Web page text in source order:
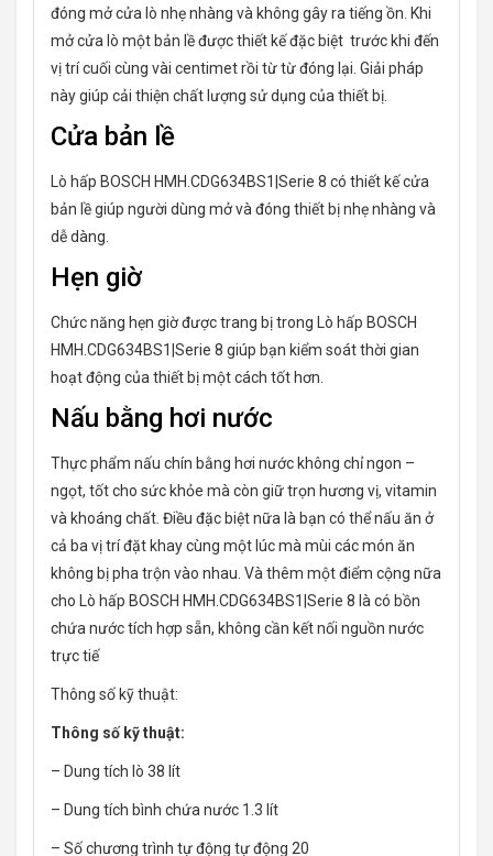
đóng mở cửa lò nhẹ nhàng và không gây ra tiếng ồn. Khi
mở cửa lò một bản lề được thiết kế đặc biệt trước khi đến
vị trí cuối cùng vài centimet rồi từ từ đóng lại. Giải pháp
này giúp cải thiện chất lượng sử dụng của thiết bị.
Cửa bản lề
Lò hấp BOSCH HMH.CDG634BS1|Serie 8 có thiết kế cửa
bản lề giúp người dùng mở và đóng thiết bị nhẹ nhàng và
dễ dàng.
Hẹn giờ
Chức năng hẹn giờ được trang bị trong Lò hấp BOSCH
HMH.CDG634BS1|Serie 8 giúp bạn kiểm soát thời gian
hoạt động của thiết bị một cách tốt hơn.
Nấu bằng hơi nước
Thực phẩm nấu chín bằng hơi nước không chỉ ngon –
ngọt, tốt cho sức khỏe mà còn giữ trọn hương vị, vitamin
và khoáng chất. Điều đặc biệt nữa là bạn có thể nấu ăn ở
cả ba vị trí đặt khay cùng một lúc mà mùi các món ăn
không bị pha trộn vào nhau. Và thêm một điểm cộng nữa
cho Lò hấp BOSCH HMH.CDG634BS1|Serie 8 là có bồn
chứa nước tích hợp sẵn, không cần kết nối nguồn nước
trực tiế
Thông số kỹ thuật:
Thông số kỹ thuật:
– Dung tích lò 38 lít
– Dung tích bình chứa nước 1.3 lít
– Số chương trình tự động tự động 20